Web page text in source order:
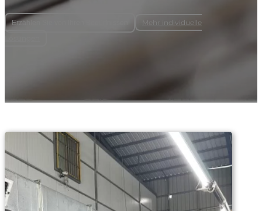
Erzählen Sie von Ihren Bedürfnissen
Mehr individuelle